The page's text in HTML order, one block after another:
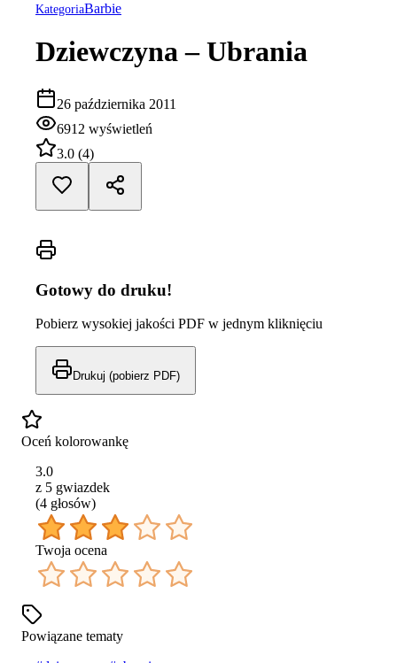
KategoriaBarbie
Dziewczyna – Ubrania
26 października 2011
6912 wyświetleń
3.0 (4)
Gotowy do druku!
Pobierz wysokiej jakości PDF w jednym kliknięciu
Drukuj (pobierz PDF)
Oceń kolorowankę
3.0
z 5 gwiazdek
(4 głosów)
Twoja ocena
Powiązane tematy